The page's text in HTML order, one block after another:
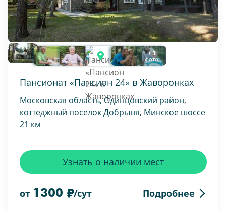
+ 1
фото
Пансионат «Пансион 24» в Жаворонках
Московская область, Одинцовский район,
коттеджный поселок Добрыня, Минское шоссе
21 км
от 1300 /сут Подробнее
Узнать о наличии мест